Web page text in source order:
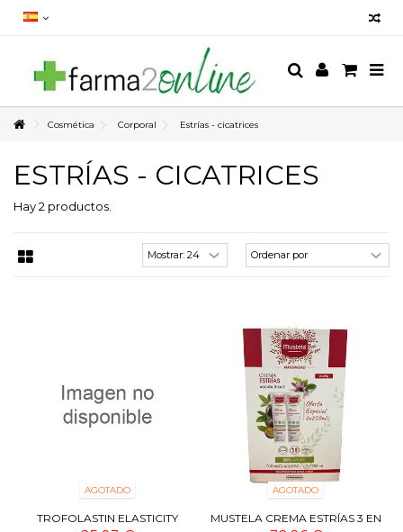
Cosmética Corporal Estrías - cicatrices
ESTRÍAS - CICATRICES
Hay 2 productos.
AGOTADO
TROFOLASTIN ELASTICITY
AGOTADO
MUSTELA CREMA ESTRÍAS 3 EN